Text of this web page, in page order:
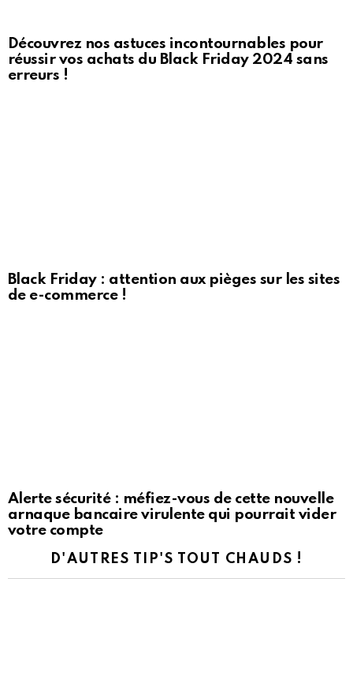
Découvrez nos astuces incontournables pour
réussir vos achats du Black Friday 2024 sans
erreurs !
Black Friday : attention aux pièges sur les sites
de e-commerce !
Alerte sécurité : méfiez-vous de cette nouvelle
arnaque bancaire virulente qui pourrait vider
votre compte
D'AUTRES TIP'S TOUT CHAUDS !